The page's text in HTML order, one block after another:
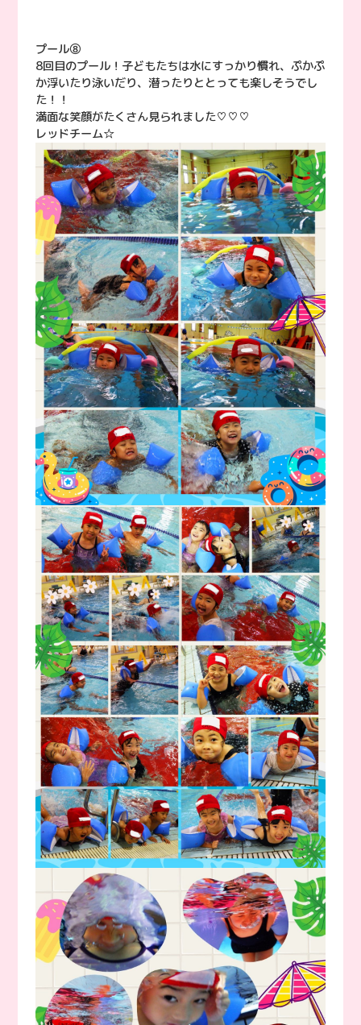
プール⑧
8回目のプール！子どもたちは水にすっかり慣れ、ぷかぷ
か浮いたり泳いだり、潜ったりととっても楽しそうでし
た！！
満面な笑顔がたくさん見られました♡♡♡
レッドチーム☆